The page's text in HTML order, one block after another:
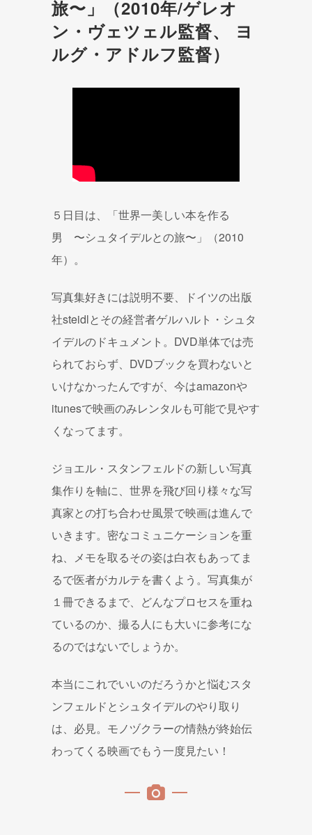
旅〜」（2010年/ゲレオ
ン・ヴェツェル監督、 ヨ
ルグ・アドルフ監督）
５日目は、「世界一美しい本を作る
男 〜シュタイデルとの旅〜」（2010
年）。
写真集好きには説明不要、ドイツの出版
社steidlとその経営者ゲルハルト・シュタ
イデルのドキュメント。DVD単体では売
られておらず、DVDブックを買わないと
いけなかったんですが、今はamazonや
itunesで映画のみレンタルも可能で見やす
くなってます。
ジョエル・スタンフェルドの新しい写真
集作りを軸に、世界を飛び回り様々な写
真家との打ち合わせ風景で映画は進んで
いきます。密なコミュニケーションを重
ね、メモを取るその姿は白衣もあってま
るで医者がカルテを書くよう。写真集が
１冊できるまで、どんなプロセスを重ね
ているのか、撮る人にも大いに参考にな
るのではないでしょうか。
本当にこれでいいのだろうかと悩むスタ
ンフェルドとシュタイデルのやり取り
は、必見。モノヅクラーの情熱が終始伝
わってくる映画でもう一度見たい！